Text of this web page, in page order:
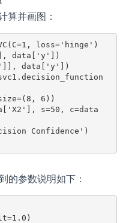
算并画图：
loss='hinge')
data['y'])
data['y'])
6))
s=50, c=data
Confidence')
的参数说明如下：